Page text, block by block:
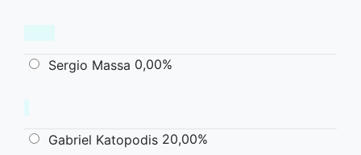
Sergio Massa 0,00%
Gabriel Katopodis 20,00%